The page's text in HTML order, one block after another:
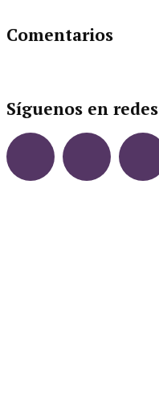
Comentarios
Síguenos en redes